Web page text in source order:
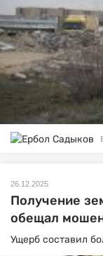
26.12.2025
Получение
обещал
Ущерб составил